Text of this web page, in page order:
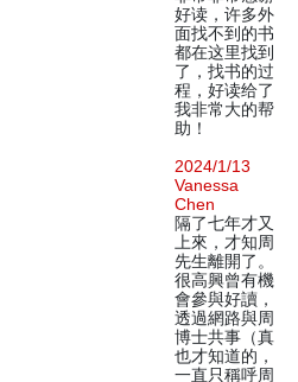
好读，许多外
面找不到的书
都在这里找到
了，找书的过
程，好读给了
我非常大的帮
助！
2024/1/13
Vanessa
Chen
隔了七年才又
上來，才知周
先生離開了。
很高興曾有機
會參與好讀，
透過網路與周
博士共事（真
也才知道的，
一直只稱呼周